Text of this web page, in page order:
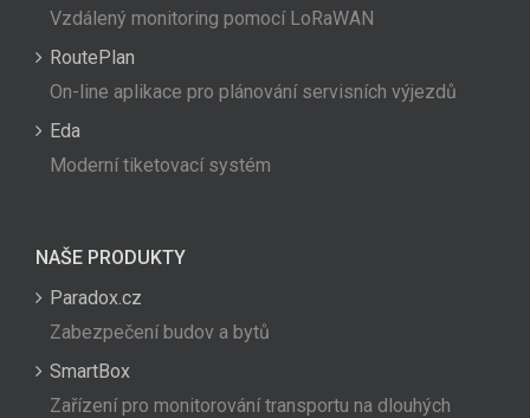
Vzdálený monitoring pomocí LoRaWAN
RoutePlan
On-line aplikace pro plánování servisních výjezdů
Eda
Moderní tiketovací systém
NAŠE PRODUKTY
Paradox.cz
Zabezpečení budov a bytů
SmartBox
Zařízení pro monitorování transportu na dlouhých